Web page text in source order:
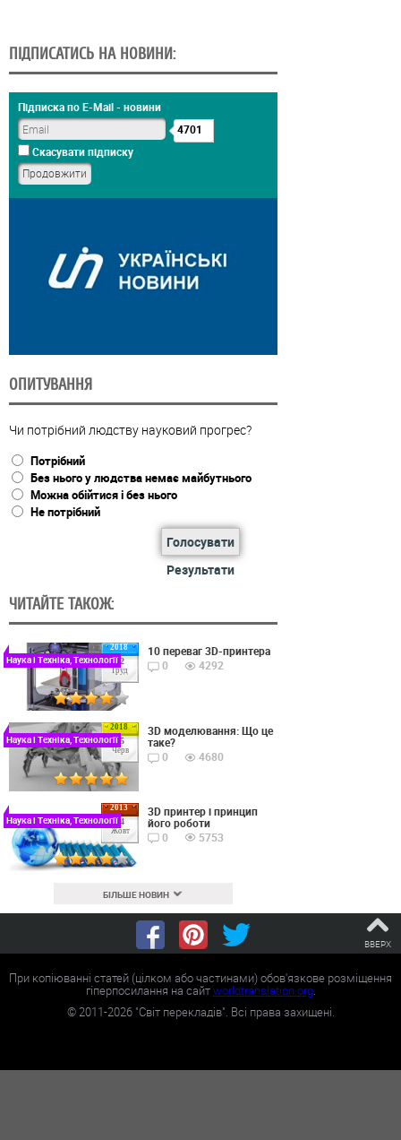
ПІДПИСАТИСЬ НА НОВИНИ:
Підписка по E-Mail - новини
4701
Скасувати підписку
ОПИТУВАННЯ
Чи потрібний людству науковий прогрес?
Потрібний
Без нього у людства немає майбутнього
Можна обійтися і без нього
Не потрібний
Голосувати
Результати
ЧИТАЙТЕ ТАКОЖ:
2018
22
Груд
Наука і Техніка, Технології
10 переваг 3D-принтера
0
4292
2018
15
Черв
Наука і Техніка, Технології
3D моделювання: Що це
таке?
0
4680
2013
24
Жовт
Наука і Техніка, Технології
3D принтер і принцип
його роботи
0
5753
БІЛЬШЕ НОВИН
ВВЕРХ
При копіюванні статей (цілком або частинами) обов'язкове розміщення
гіперпосилання на сайтworldtranslation.org.
©2011-2026"Світ перекладів". Всі права захищені.